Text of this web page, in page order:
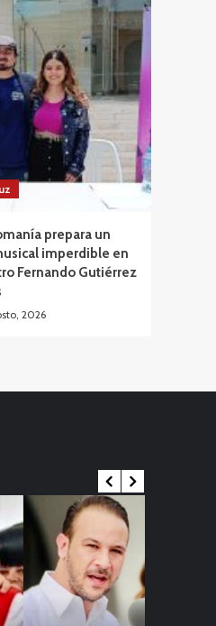
prepara un
imperdible en
Fernando Gutiérrez
2026
de viruela
Internacional
China en
infantil;
¡Adiós a